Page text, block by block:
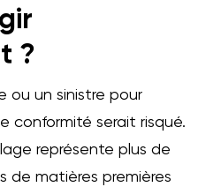
?
ou un sinistre pour
conformité serait risqué.
représente plus de
de matières premières